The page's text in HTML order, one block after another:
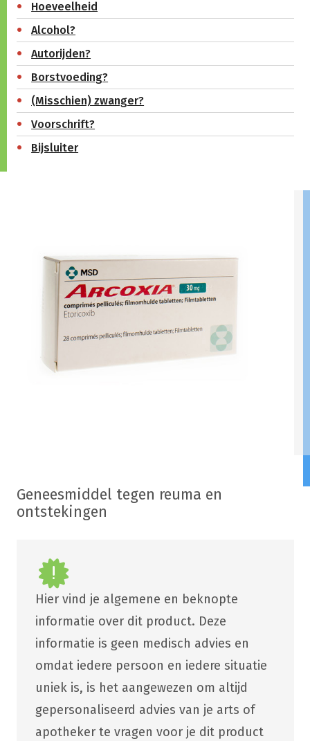
Hoeveelheid
Alcohol?
Autorijden?
Borstvoeding?
(Misschien) zwanger?
Voorschrift?
Bijsluiter
Geneesmiddel tegen reuma en
ontstekingen
Hier vind je algemene en beknopte
informatie over dit product. Deze
informatie is geen medisch advies en
omdat iedere persoon en iedere situatie
uniek is, is het aangewezen om altijd
gepersonaliseerd advies van je arts of
apotheker te vragen voor je dit product